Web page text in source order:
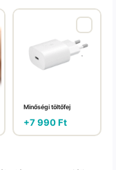
Minőségi töltőfej
+7 990Ft